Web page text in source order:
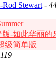
Stewart -
-如此华丽
级简单版